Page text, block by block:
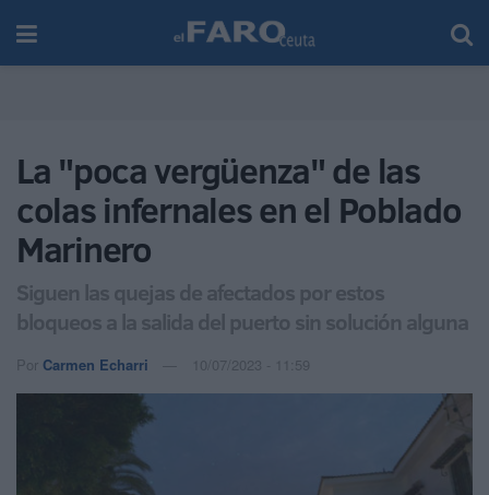
La "poca vergüenza" de las
colas infernales en el Poblado
Marinero
Siguen las quejas de afectados por estos
bloqueos a la salida del puerto sin solución alguna
Por Carmen Echarri 10/07/2023 - 11:59